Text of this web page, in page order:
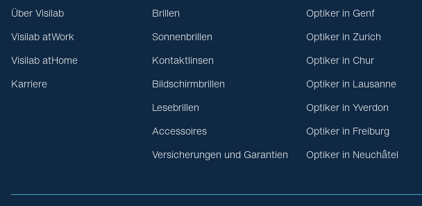
Über Visilab
Visilab atWork
Visilab atHome
Karriere
Brillen
Sonnenbrillen
Kontaktlinsen
Bildschirmbrillen
Lesebrillen
Accessoires
Versicherungen und Garantien
Optiker in Genf
Optiker in Zurich
Optiker in Chur
Optiker in Lausanne
Optiker in Yverdon
Optiker in Freiburg
Optiker in Neuchâtel